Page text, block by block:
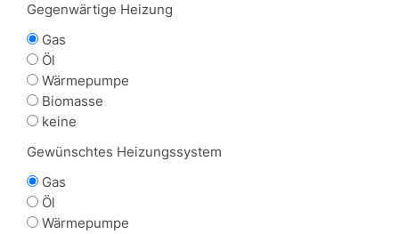
Gegenwärtige Heizung
Gas
Öl
Wärmepumpe
Biomasse
keine
Gewünschtes Heizungssystem
Gas
Öl
Wärmepumpe